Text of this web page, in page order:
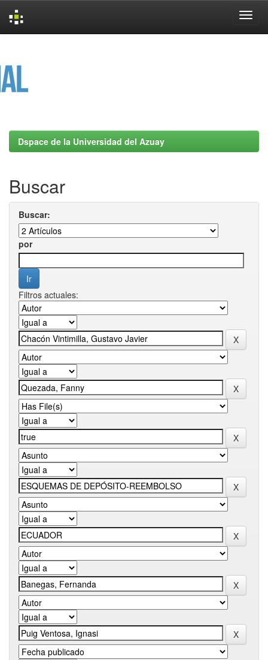
Dspace de la Universidad del Azuay
Buscar
Buscar:
por
Filtros actuales: